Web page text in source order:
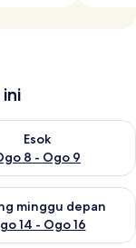
- Ogo 8
Esok
8 - Ogo 9
untuk
Ogo 7 - Ogo 9
minggu depan
14 - Ogo 16
untuk